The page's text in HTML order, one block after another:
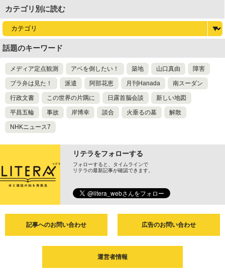
カテゴリ別に読む
話題のキーワード
メディア定点観測 アベを倒したい！ 築地 山口真由 障害
ブラ弁は見た！ 派遣 阿部花恵 月刊Hanada 南スーダン
行政文書 この世界の片隅に 日露首脳会談 新しい地図
平昌五輪 事故 岸博幸 談合 火垂るの墓 解散
NHKニュース7
リテラをフォローする
フォローすると、タイムラインで
リテラの最新記事が確認できます。
記事へのお問い合わせ 広告のお問い合わせ
運営者情報